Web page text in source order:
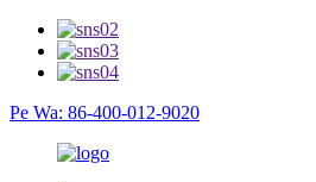
Pe Wa: 86-400-012-9020